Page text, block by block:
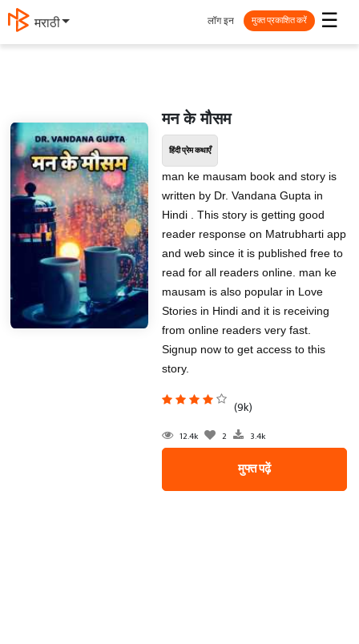
मराठी ☰
लॉग इन मुक्त प्रकाशित करें
मन के मौसम
हिंदी प्रेम कथाएँ
man ke mausam book and story is
written by Dr. Vandana Gupta in
Hindi . This story is getting good
reader response on Matrubharti app
and web since it is published free to
read for all readers online. man ke
mausam is also popular in Love
Stories in Hindi and it is receiving
from online readers very fast.
Signup now to get access to this
story.
(9k)
12.4k 2 3.4k
मुफ्त पढ़ें